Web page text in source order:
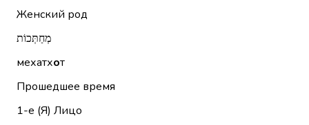
Женский род
מְחַתְּכוֹת
мехатхот
Прошедшее время
1-е (Я) Лицо